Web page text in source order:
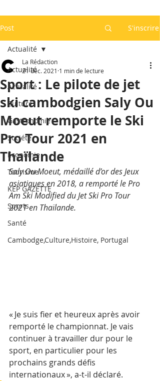
Post S'inscrire
Actualité
Actualité
Culture
Gastronomie
Société
Economie
Tourisme
KEP GAZETTE
Sports
Santé
Cambodge,Culture,Histoire, Portugal
Actualité
Sport : Le pilote de jet
ski cambodgien Saly Ou
Moeut remporte le Ski
Pro Tour 2021 en
Thaïlande
La Rédaction
21 déc. 2021 1 min de lecture
Saly Ou Moeut, médaillé d’or des Jeux
asiatiques en 2018, a remporté le Pro
Am Ski Modified du Jet Ski Pro Tour
2021 en Thaïlande.
« Je suis fier et heureux après avoir
remporté le championnat. Je vais
continuer à travailler dur pour le
sport, en particulier pour les
prochains grands défis
internationaux », a-t-il déclaré.